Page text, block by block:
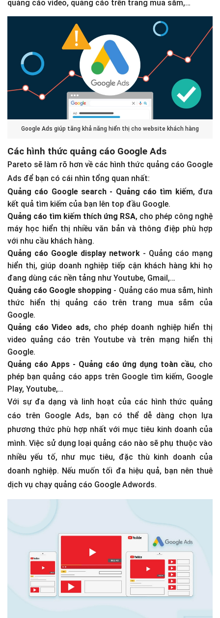
quảng cáo video, quảng cáo trên trang mua sắm,…
Google Ads giúp tăng khả năng hiển thị cho website khách hàng
Các hình thức quảng cáo Google Ads
Pareto sẽ làm rõ hơn về các hình thức quảng cáo Google
Ads để bạn có cái nhìn tổng quan nhất:
Quảng cáo Google search - Quảng cáo tìm kiếm, đưa
kết quả tìm kiếm của bạn lên top đầu Google.
Quảng cáo tìm kiếm thích ứng RSA, cho phép công nghệ
máy học hiển thị nhiều văn bản và thông điệp phù hợp
với nhu cầu khách hàng.
Quảng cáo Google display network - Quảng cáo mạng
hiển thị, giúp doanh nghiệp tiếp cận khách hàng khi họ
đang dùng các nền tảng như Youtube, Gmail,…
Quảng cáo Google shopping - Quảng cáo mua sắm, hình
thức hiển thị quảng cáo trên trang mua sắm của
Google.
Quảng cáo Video ads, cho phép doanh nghiệp hiển thị
video quảng cáo trên Youtube và trên mạng hiển thị
Google.
Quảng cáo Apps - Quảng cáo ứng dụng toàn cầu, cho
phép bạn quảng cáo apps trên Google tìm kiếm, Google
Play, Youtube,…
Với sự đa dạng và linh hoạt của các hình thức quảng
cáo trên Google Ads, bạn có thể dễ dàng chọn lựa
phương thức phù hợp nhất với mục tiêu kinh doanh của
mình. Việc sử dụng loại quảng cáo nào sẽ phụ thuộc vào
nhiều yếu tố, như mục tiêu, đặc thù kinh doanh của
doanh nghiệp. Nếu muốn tối đa hiệu quả, bạn nên thuê
dịch vụ chạy quảng cáo Google Adwords.